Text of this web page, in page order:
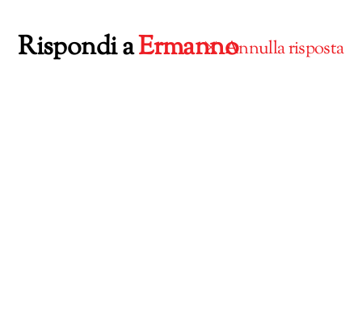
Rispondi aErmannoAnnulla risposta